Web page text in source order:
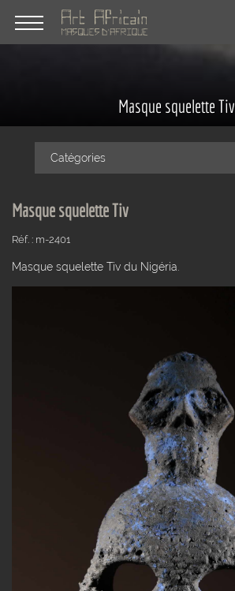
Masque squelette Tiv
Catégories
Masque squelette Tiv
Réf. : m-2401
Masque squelette Tiv du Nigéria.